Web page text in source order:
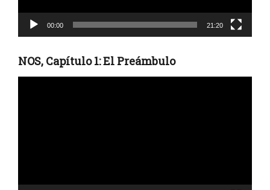
00:00 21:20
NOS, Capítulo 1: El Preámbulo